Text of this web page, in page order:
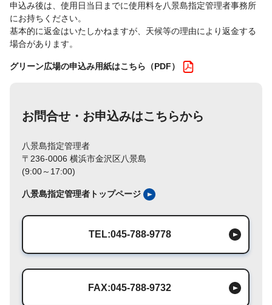
申込み後は、使用日当日までに使用料を八景島指定管理者事務所
にお持ちください。
基本的に返金はいたしかねますが、天候等の理由により返金する
場合があります。
グリーン広場の申込み用紙はこちら（PDF）
お問合せ・お申込みはこちらから
八景島指定管理者
〒236-0006 横浜市金沢区八景島
(9:00～17:00)
八景島指定管理者トップページ
TEL:045-788-9778
FAX:045-788-9732